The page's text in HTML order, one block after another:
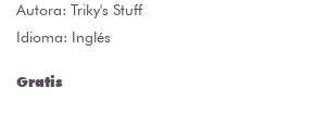
Autora: Triky's Stuff
Idioma: Inglés
Gratis